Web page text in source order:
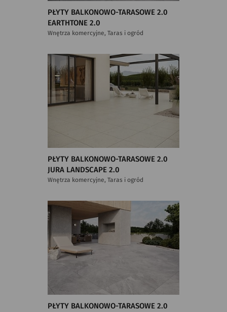
PŁYTY BALKONOWO-TARASOWE 2.0
EARTHTONE 2.0
Wnętrza komercyjne, Taras i ogród
PŁYTY BALKONOWO-TARASOWE 2.0
JURA LANDSCAPE 2.0
Wnętrza komercyjne, Taras i ogród
PŁYTY BALKONOWO-TARASOWE 2.0